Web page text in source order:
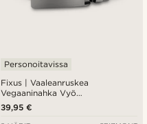
Fixus | Vaaleanruskea
Vegaaninahka Vyö
Automaattilukolla
Personoitavissa
39,95 €